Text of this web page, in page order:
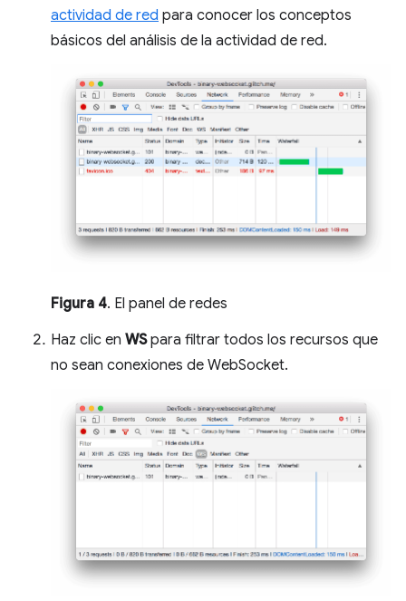
actividad de red para conocer los conceptos
básicos del análisis de la actividad de red.
Figura 4. El panel de redes
Haz clic en WSpara filtrar todos los recursos que
no sean conexiones de WebSocket.